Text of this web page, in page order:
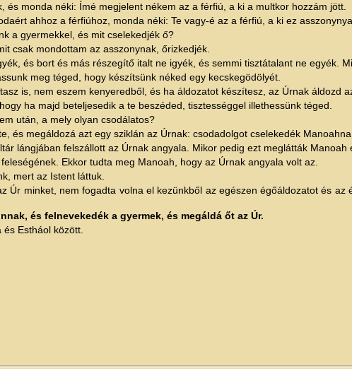
monda néki: Ímé megjelent nékem az a férfiú, a ki a multkor hozzám jött.
ahhoz a férfiúhoz, monda néki: Te vagy-é az a férfiú, a ki ez
a gyermekkel, és mit cselekedjék ő?
csak mondottam az asszonynak, őrizkedjék.
és bort és más részegítő italt ne igyék, és semmi tisztátalant ne egyék.
meg téged, hogy készítsünk néked egy kecskegödölyét.
is, nem eszem kenyeredből, és ha áldozatot készítesz, az Úrnak áldozd
ha majd beteljesedik a te beszéded, tisztességgel illethessünk téged.
után, a mely olyan csodálatos?
és megáldozá azt egy sziklán az Úrnak: csodadolgot cselekedék
lángjában felszállott az Úrnak angyala. Mikor pedig ezt meglátták Manoah
Ekkor tudta meg Manoah, hogy az Úrnak angyala volt az.
mert az Istent láttuk.
Úr minket, nem fogadta volna el kezünkből az egészen égőáldozatot és
és felnevekedék a gyermek, és megáldá őt az Úr.
Estháol között.